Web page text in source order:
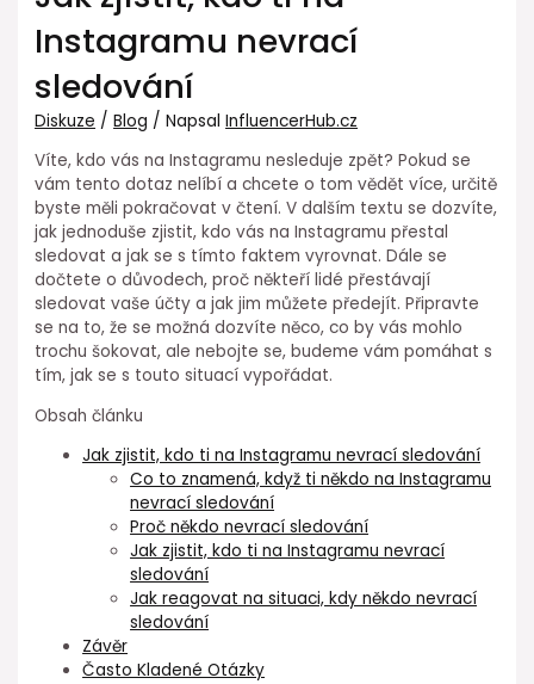
Instagramu nevrací
sledování
Diskuze /Blog / NapsalInfluencerHub.cz
Víte, kdo vás na Instagramu nesleduje zpět? Pokud se
vám tento dotaz nelíbí a chcete o tom vědět více, určitě
byste měli pokračovat v čtení. V dalším textu se dozvíte,
jak jednoduše zjistit, kdo vás na Instagramu přestal
sledovat a jak se s tímto faktem vyrovnat. Dále se
dočtete o důvodech, proč někteří lidé přestávají
sledovat vaše účty a jak jim můžete předejít. Připravte
se na to, že se možná dozvíte něco, co by vás mohlo
trochu šokovat, ale nebojte se, budeme vám pomáhat s
tím, jak se s touto situací vypořádat.
Obsah článku
Jak zjistit, kdo ti na Instagramu nevrací sledování
Co to znamená, když ti někdo na Instagramu
nevrací sledování
Proč někdo nevrací sledování
Jak zjistit, kdo ti na Instagramu nevrací
sledování
Jak reagovat na situaci, kdy někdo nevrací
sledování
Závěr
Často Kladené Otázky